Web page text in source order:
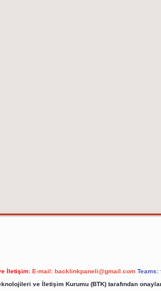
İletişim: E-mail: backlinkpaneli@gmail.com Teams:
ve İletişim Kurumu (BTK) tarafından